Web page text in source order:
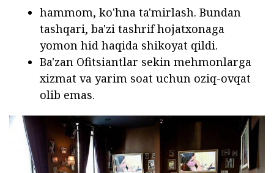
hammom, ko'hna ta'mirlash. Bundan
tashqari, ba'zi tashrif hojatxonaga
yomon hid haqida shikoyat qildi.
Ba'zan Ofitsiantlar sekin mehmonlarga
xizmat va yarim soat uchun oziq-ovqat
olib emas.